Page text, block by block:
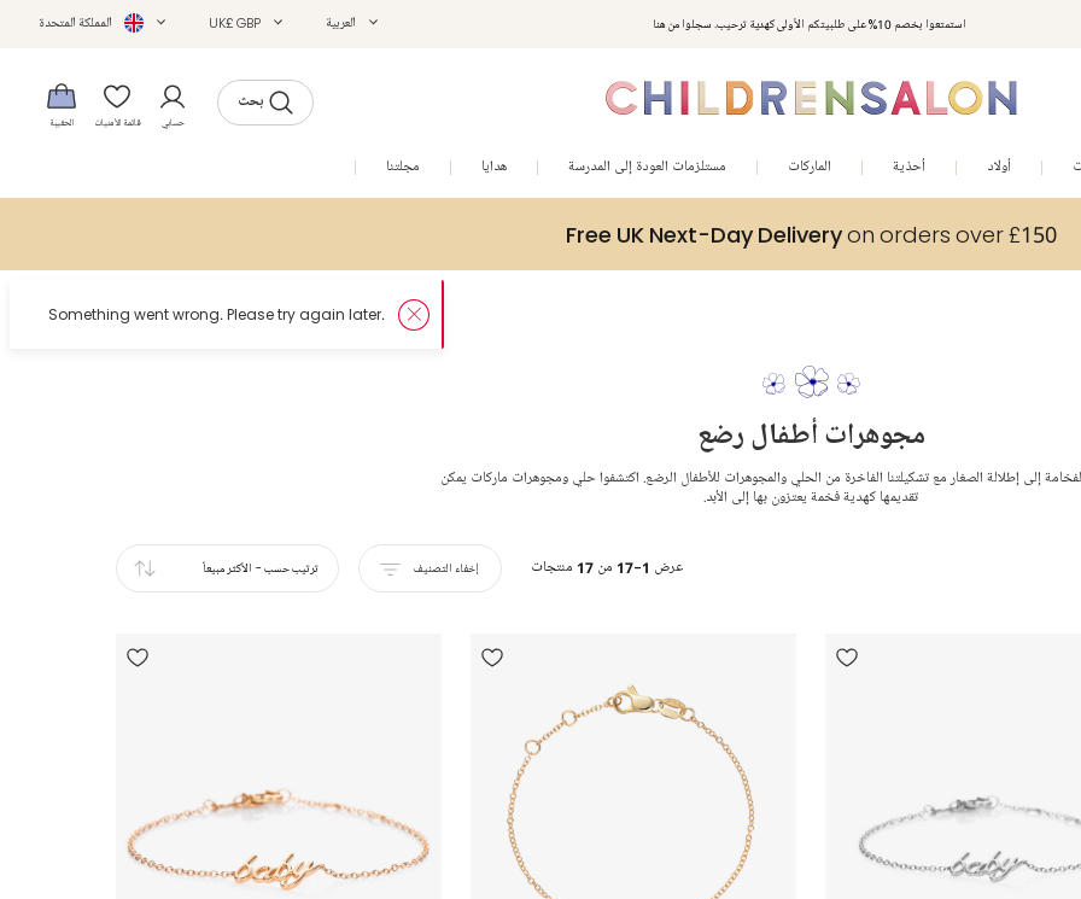
استمتعوا بخصم 10% على طلبيتكم الأولى كهدية ترحيب. سجلوا من هنا العربية UK£ GBP المملكة المتحدة
بحث
حسابي قائمة الأمنيات الحقيبة
أولاد أحذية الماركات مستلزمات العودة إلى المدرسة هدايا مجلتنا
Free UK Next-Day Deliveryon orders over £150
مجوهرات أطفال رضع
إلى إطلالة الصغار مع تشكيلتنا الفاخرة من الحلي والمجوهرات للأطفال الرضع. اكتشفوا حلي ومجوهرات ماركات يمكن
تقديمها كهدية فخمة يعتزون بها إلى الأبد.
عرض 1-17 من 17 منتجات إخفاء التصنيف ترتيب حسب- الأكثر مبيعاً